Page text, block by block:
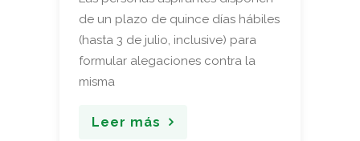
de un plazo de quince días hábiles
(hasta 3 de julio, inclusive) para
formular alegaciones contra la
misma
Leer más